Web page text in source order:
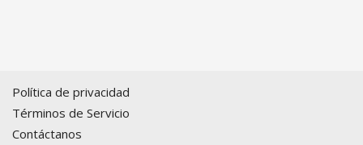
Política de privacidad
Términos de Servicio
Contáctanos